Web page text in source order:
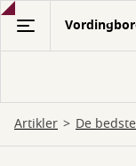
Gå
hovedindhold
Artikler De